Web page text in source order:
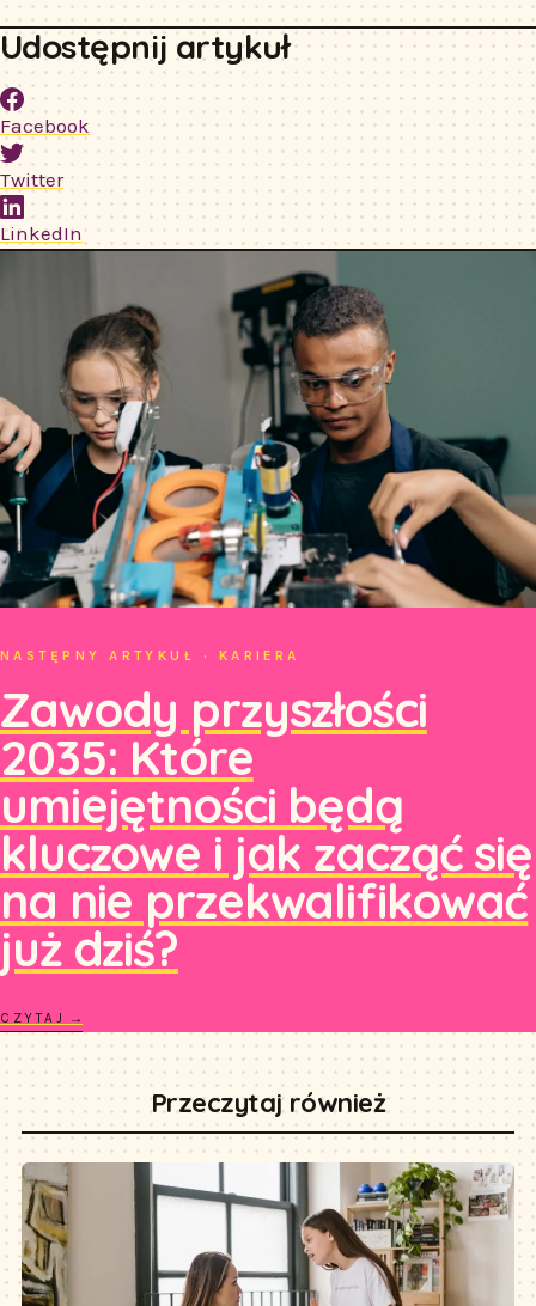
Udostępnij artykuł
Facebook
Twitter
LinkedIn
NASTĘPNY ARTYKUŁ · KARIERA
Zawody przyszłości
2035: Które
umiejętności będą
kluczowe i jak zacząć się
na nie przekwalifikować
już dziś?
CZYTAJ →
Przeczytaj również